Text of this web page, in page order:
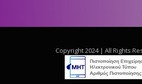
Copyright 2024 | All Rights